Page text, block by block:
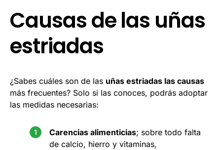
Causas de las uñas
estriadas
¿Sabes cuáles son de las uñas estriadas las causas
más frecuentes? Solo si las conoces, podrás adoptar
las medidas necesarias:
Carencias alimenticias; sobre todo falta
de calcio, hierro y vitaminas,